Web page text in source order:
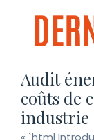
Audit
coûts de
industrie
« `html